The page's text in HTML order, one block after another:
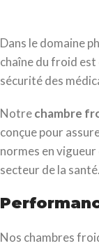
Dans le domaine
chaîne du froid
sécurité des
Notrechambre
conçue pour
normes en
secteur de la santé.
Nos chambres